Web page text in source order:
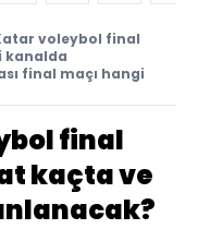
voleybol final
kanalda
final maçı hangi
final
kaçta ve